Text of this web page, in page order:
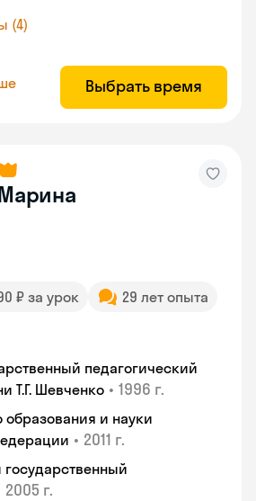
(4)
Выбрать время
₽ за урок
29 лет опыта
педагогический
Т.Г. Шевченко • 1996 г.
образования и науки
• 2011 г.
государственный
2005 г.